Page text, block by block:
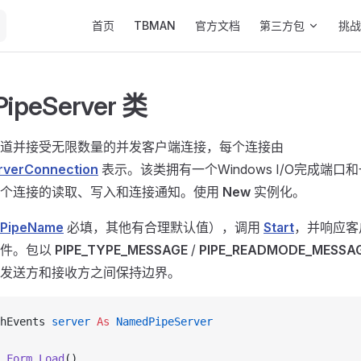
首页 TBMAN 官方文档 第三方包 挑战
类
并接受无限数量的并发客户端连接，每个连接由
表示。该类拥有一个Windows I/O完成端口
连接的读取、写入和连接通知。使用 New 实例化。
PipeName 必填，其他有合理默认值），调用 Start，并响应
。包以 PIPE_TYPE_MESSAGE /
方和接收方之间保持边界。
server As NamedPipeServer